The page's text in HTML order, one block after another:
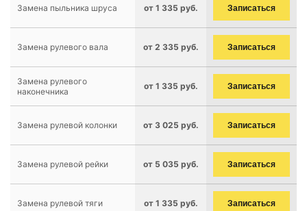
Замена пыльника шруса от 1 335 руб. Записаться
Замена рулевого вала от 2 335 руб. Записаться
Замена рулевого
наконечника
от 1 335 руб. Записаться
Замена рулевой колонки от 3 025 руб. Записаться
Замена рулевой рейки от 5 035 руб. Записаться
Замена рулевой тяги от 1 335 руб. Записаться